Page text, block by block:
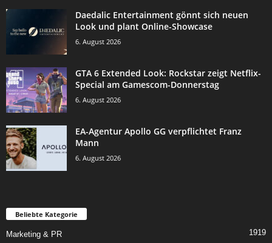
Daedalic Entertainment gönnt sich neuen
Look und plant Online-Showcase
6. August 2026
GTA 6 Extended Look: Rockstar zeigt Netflix-
Special am Gamescom-Donnerstag
6. August 2026
EA-Agentur Apollo GG verpflichtet Franz
Mann
6. August 2026
Beliebte Kategorie
Marketing & PR 1919